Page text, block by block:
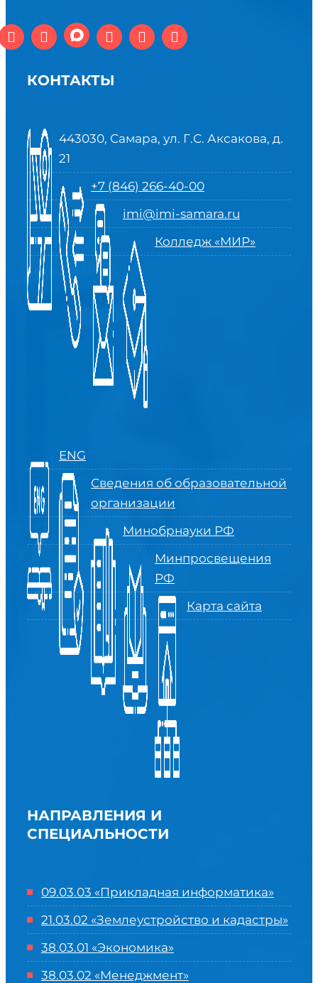
КОНТАКТЫ
443030, Самара, ул. Г.С. Аксакова, д.
21
+7 (846) 266-40-00
imi@imi-samara.ru
Колледж «МИР»
ENG
Сведения об образовательной
организации
Минобрнауки РФ
Минпросвещения
РФ
Карта сайта
НАПРАВЛЕНИЯ И
СПЕЦИАЛЬНОСТИ
09.03.03 «Прикладная информатика»
21.03.02 «Землеустройство и кадастры»
38.03.01 «Экономика»
38.03.02 «Менеджмент»